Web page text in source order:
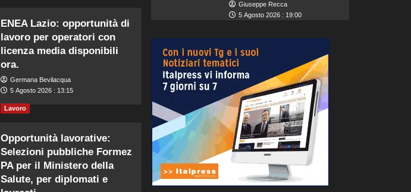
ENEA Lazio: opportunità di
lavoro per operatori con
licenza media disponibili
ora.
Germana Bevilacqua
5 Agosto 2026 : 13:15
Lavoro
Opportunità lavorative:
Selezioni pubbliche Formez
PA per il Ministero della
Salute, per diplomati e
Giuseppe Recca
5 Agosto 2026 : 19:00